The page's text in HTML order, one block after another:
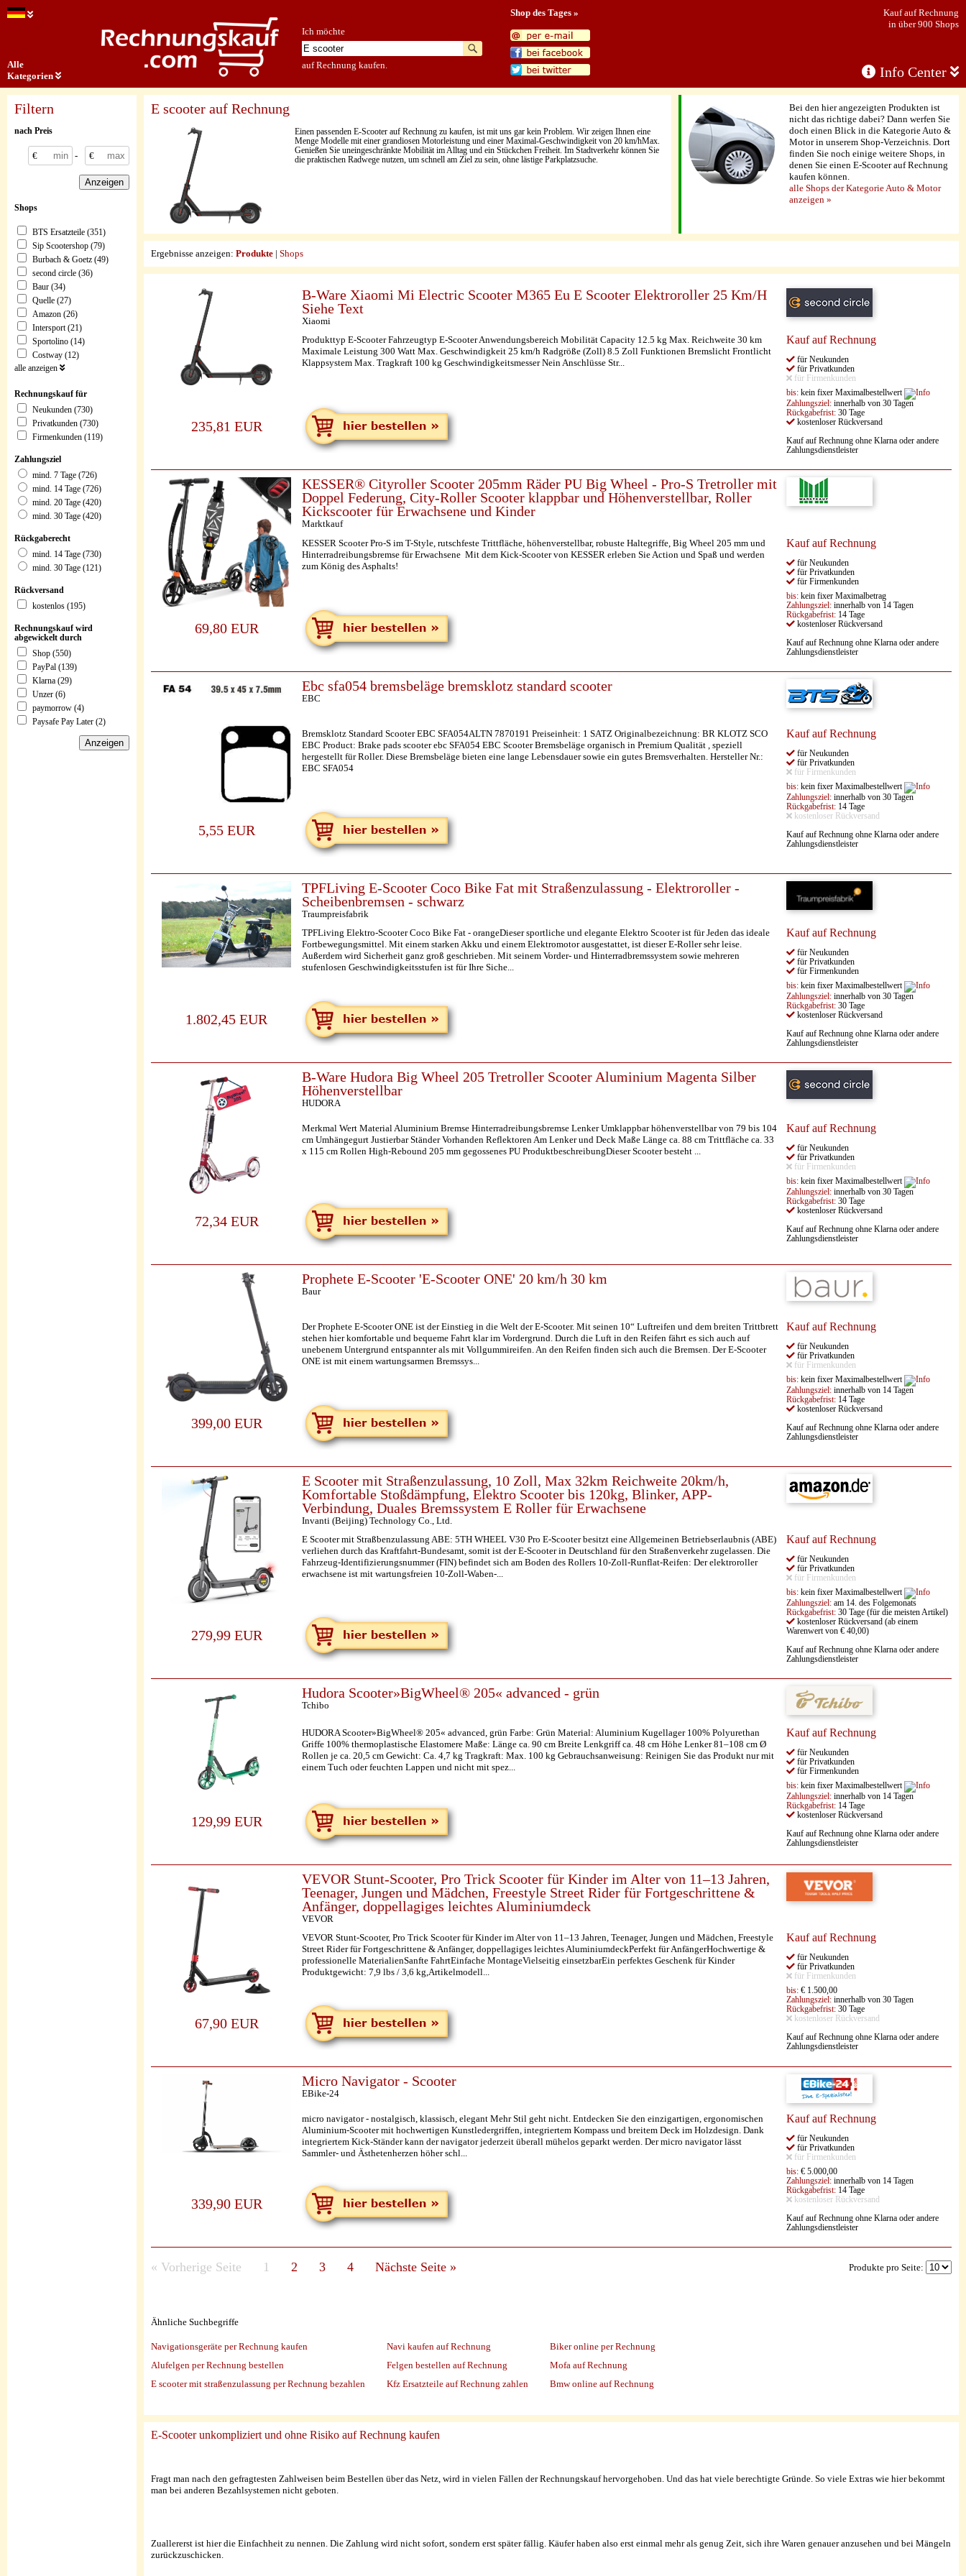
Alle
Kategorien
Ich möchte
auf Rechnung kaufen.
Shop des Tages »
Info Center
Kauf auf Rechnung
in über 900 Shops
Filtern
nach Preis
€ - €
Shops
BTS Ersatzteile (351)
Sip Scootershop (79)
Burbach & Goetz (49)
second circle (36)
Baur (34)
Quelle (27)
Amazon (26)
Intersport (21)
Sportolino (14)
Costway (12)
alle anzeigen
Rechnungskauf für
Neukunden (730)
Privatkunden (730)
Firmenkunden (119)
Zahlungsziel
mind. 7 Tage (726)
mind. 14 Tage (726)
mind. 20 Tage (420)
mind. 30 Tage (420)
Rückgaberecht
mind. 14 Tage (730)
mind. 30 Tage (121)
Rückversand
kostenlos (195)
Rechnungskauf wird
abgewickelt durch
Shop (550)
PayPal (139)
Klarna (29)
Unzer (6)
paymorrow (4)
Paysafe Pay Later (2)
E scooter auf Rechnung
Einen passenden E-Scooter auf Rechnung zu kaufen, ist mit uns gar kein Problem. Wir zeigen Ihnen eine
Menge Modelle mit einer grandiosen Motorleistung und einer Maximal-Geschwindigkeit von 20 km/hMax.
Genießen Sie uneingeschränkte Mobilität im Alltag und ein Stückchen Freiheit. Im Stadtverkehr können Sie
die praktischen Radwege nutzen, um schnell am Ziel zu sein, ohne lästige Parkplatzsuche.
Bei den hier angezeigten Produkten ist
nicht das richtige dabei? Dann werfen Sie
doch einen Blick in die Kategorie Auto &
Motor in unserem Shop-Verzeichnis. Dort
finden Sie noch einige weitere Shops, in
denen Sie einen E-Scooter auf Rechnung
kaufen können.
alle Shops der Kategorie Auto & Motor
anzeigen »
Ergebnisse anzeigen: Produkte | Shops
B-Ware Xiaomi Mi Electric Scooter M365 Eu E Scooter Elektroroller 25 Km/H
Siehe Text
Xiaomi
235,81 EUR
Produkttyp E-Scooter Fahrzeugtyp E-Scooter Anwendungsbereich Mobilität Capacity 12.5 kg Max. Reichweite 30 km
Maximale Leistung 300 Watt Max. Geschwindigkeit 25 km/h Radgröße (Zoll) 8.5 Zoll Funktionen Bremslicht Frontlicht
Klappsystem Max. Tragkraft 100 kg Geschwindigkeitsmesser Nein Anschlüsse Str...
Kauf auf Rechnung
für Neukunden
für Privatkunden
für Firmenkunden
bis: kein fixer Maximalbestellwert
Zahlungsziel: innerhalb von 30 Tagen
Rückgabefrist: 30 Tage
kostenloser Rückversand
Kauf auf Rechnung ohne Klarna oder andere
Zahlungsdienstleister
KESSER® Cityroller Scooter 205mm Räder PU Big Wheel - Pro-S Tretroller mit
Doppel Federung, City-Roller Scooter klappbar und Höhenverstellbar, Roller
Kickscooter für Erwachsene und Kinder
Marktkauf
69,80 EUR
KESSER Scooter Pro-S im T-Style, rutschfeste Trittfläche, höhenverstellbar, robuste Haltegriffe, Big Wheel 205 mm und
Hinterradreibungsbremse für Erwachsene Mit dem Kick-Scooter von KESSER erleben Sie Action und Spaß und werden
zum König des Asphalts!
Kauf auf Rechnung
für Neukunden
für Privatkunden
für Firmenkunden
bis: kein fixer Maximalbetrag
Zahlungsziel: innerhalb von 14 Tagen
Rückgabefrist: 14 Tage
kostenloser Rückversand
Kauf auf Rechnung ohne Klarna oder andere
Zahlungsdienstleister
Ebc sfa054 bremsbeläge bremsklotz standard scooter
EBC
5,55 EUR
Bremsklotz Standard Scooter EBC SFA054ALTN 7870191 Preiseinheit: 1 SATZ Originalbezeichnung: BR KLOTZ SCO
EBC Product: Brake pads scooter ebc SFA054 EBC Scooter Bremsbeläge organisch in Premium Qualität , speziell
hergestellt für Roller. Diese Bremsbeläge bieten eine lange Lebensdauer sowie ein gutes Bremsverhalten. Hersteller Nr.:
EBC SFA054
Kauf auf Rechnung
für Neukunden
für Privatkunden
für Firmenkunden
bis: kein fixer Maximalbestellwert
Zahlungsziel: innerhalb von 30 Tagen
Rückgabefrist: 14 Tage
kostenloser Rückversand
Kauf auf Rechnung ohne Klarna oder andere
Zahlungsdienstleister
TPFLiving E-Scooter Coco Bike Fat mit Straßenzulassung - Elektroroller -
Scheibenbremsen - schwarz
Traumpreisfabrik
1.802,45 EUR
TPFLiving Elektro-Scooter Coco Bike Fat - orangeDieser sportliche und elegante Elektro Scooter ist für Jeden das ideale
Fortbewegungsmittel. Mit einem starken Akku und einem Elektromotor ausgestattet, ist dieser E-Roller sehr leise.
Außerdem wird Sicherheit ganz groß geschrieben. Mit seinem Vorder- und Hinterradbremssystem sowie mehreren
stufenlosen Geschwindigkeitsstufen ist für Ihre Siche...
Kauf auf Rechnung
für Neukunden
für Privatkunden
für Firmenkunden
bis: kein fixer Maximalbestellwert
Zahlungsziel: innerhalb von 30 Tagen
Rückgabefrist: 30 Tage
kostenloser Rückversand
Kauf auf Rechnung ohne Klarna oder andere
Zahlungsdienstleister
B-Ware Hudora Big Wheel 205 Tretroller Scooter Aluminium Magenta Silber
Höhenverstellbar
HUDORA
72,34 EUR
Merkmal Wert Material Aluminium Bremse Hinterradreibungsbremse Lenker Umklappbar höhenverstellbar von 79 bis 104
cm Umhängegurt Justierbar Ständer Vorhanden Reflektoren Am Lenker und Deck Maße Länge ca. 88 cm Trittfläche ca. 33
x 115 cm Rollen High-Rebound 205 mm gegossenes PU ProduktbeschreibungDieser Scooter besteht ...
Kauf auf Rechnung
für Neukunden
für Privatkunden
für Firmenkunden
bis: kein fixer Maximalbestellwert
Zahlungsziel: innerhalb von 30 Tagen
Rückgabefrist: 30 Tage
kostenloser Rückversand
Kauf auf Rechnung ohne Klarna oder andere
Zahlungsdienstleister
Prophete E-Scooter 'E-Scooter ONE' 20 km/h 30 km
Baur
399,00 EUR
Der Prophete E-Scooter ONE ist der Einstieg in die Welt der E-Scooter. Mit seinen 10“ Luftreifen und dem breiten Trittbrett
stehen hier komfortable und bequeme Fahrt klar im Vordergrund. Durch die Luft in den Reifen fährt es sich auch auf
unebenem Untergrund entspannter als mit Vollgummireifen. An den Reifen finden sich auch die Bremsen. Der E-Scooter
ONE ist mit einem wartungsarmen Bremssys...
Kauf auf Rechnung
für Neukunden
für Privatkunden
für Firmenkunden
bis: kein fixer Maximalbestellwert
Zahlungsziel: innerhalb von 14 Tagen
Rückgabefrist: 14 Tage
kostenloser Rückversand
Kauf auf Rechnung ohne Klarna oder andere
Zahlungsdienstleister
E Scooter mit Straßenzulassung, 10 Zoll, Max 32km Reichweite 20km/h,
Komfortable Stoßdämpfung, Elektro Scooter bis 120kg, Blinker, APP-
Verbindung, Duales Bremssystem E Roller für Erwachsene
‎Invanti (Beijing) Technology Co., Ltd.
279,99 EUR
E Scooter mit Straßbenzulassung ABE: 5TH WHEEL V30 Pro E-Scooter besitzt eine Allgemeinen Betriebserlaubnis (ABE)
verliehen durch das Kraftfahrt-Bundesamt, somit ist der E-Scooter in Deutschland für den Straßenverkehr zugelassen. Die
Fahrzeug-Identifizierungsnummer (FIN) befindet sich am Boden des Rollers 10-Zoll-Runflat-Reifen: Der elektroroller
erwachsene ist mit wartungsfreien 10-Zoll-Waben-...
Kauf auf Rechnung
für Neukunden
für Privatkunden
für Firmenkunden
bis: kein fixer Maximalbestellwert
Zahlungsziel: am 14. des Folgemonats
Rückgabefrist: 30 Tage (für die meisten Artikel)
kostenloser Rückversand (ab einem
Warenwert von € 40,00)
Kauf auf Rechnung ohne Klarna oder andere
Zahlungsdienstleister
Hudora Scooter»BigWheel® 205« advanced - grün
Tchibo
129,99 EUR
HUDORA Scooter»BigWheel® 205« advanced, grün Farbe: Grün Material: Aluminium Kugellager 100% Polyurethan
Griffe 100% thermoplastische Elastomere Maße: Länge ca. 90 cm Breite Lenkgriff ca. 48 cm Höhe Lenker 81–108 cm Ø
Rollen je ca. 20,5 cm Gewicht: Ca. 4,7 kg Tragkraft: Max. 100 kg Gebrauchsanweisung: Reinigen Sie das Produkt nur mit
einem Tuch oder feuchten Lappen und nicht mit spez...
Kauf auf Rechnung
für Neukunden
für Privatkunden
für Firmenkunden
bis: kein fixer Maximalbestellwert
Zahlungsziel: innerhalb von 14 Tagen
Rückgabefrist: 14 Tage
kostenloser Rückversand
Kauf auf Rechnung ohne Klarna oder andere
Zahlungsdienstleister
VEVOR Stunt-Scooter, Pro Trick Scooter für Kinder im Alter von 11–13 Jahren,
Teenager, Jungen und Mädchen, Freestyle Street Rider für Fortgeschrittene &
Anfänger, doppellagiges leichtes Aluminiumdeck
VEVOR
67,90 EUR
VEVOR Stunt-Scooter, Pro Trick Scooter für Kinder im Alter von 11–13 Jahren, Teenager, Jungen und Mädchen, Freestyle
Street Rider für Fortgeschrittene & Anfänger, doppellagiges leichtes AluminiumdeckPerfekt für AnfängerHochwertige &
professionelle MaterialienSanfte FahrtEinfache MontageVielseitig einsetzbarEin perfektes Geschenk für Kinder
Produktgewicht: 7,9 lbs / 3,6 kg,Artikelmodell...
Kauf auf Rechnung
für Neukunden
für Privatkunden
für Firmenkunden
bis: € 1.500,00
Zahlungsziel: innerhalb von 30 Tagen
Rückgabefrist: 30 Tage
kostenloser Rückversand
Kauf auf Rechnung ohne Klarna oder andere
Zahlungsdienstleister
Micro Navigator - Scooter
EBike-24
339,90 EUR
micro navigator - nostalgisch, klassisch, elegant Mehr Stil geht nicht. Entdecken Sie den einzigartigen, ergonomischen
Aluminium-Scooter mit hochwertigen Kunstledergriffen, integriertem Kompass und breitem Deck im Holzdesign. Dank
integriertem Kick-Ständer kann der navigator jederzeit überall mühelos geparkt werden. Der micro navigator lässt
Sammler- und Ästhetenherzen höher schl...
Kauf auf Rechnung
für Neukunden
für Privatkunden
für Firmenkunden
bis: € 5.000,00
Zahlungsziel: innerhalb von 14 Tagen
Rückgabefrist: 14 Tage
kostenloser Rückversand
Kauf auf Rechnung ohne Klarna oder andere
Zahlungsdienstleister
« Vorherige Seite 1 2 3 4 Nächste Seite » Produkte pro Seite:
Ähnliche Suchbegriffe
Navigationsgeräte per Rechnung kaufen
Alufelgen per Rechnung bestellen
E scooter mit straßenzulassung per Rechnung bezahlen
Navi kaufen auf Rechnung
Felgen bestellen auf Rechnung
Kfz Ersatzteile auf Rechnung zahlen
Biker online per Rechnung
Mofa auf Rechnung
Bmw online auf Rechnung
E-Scooter unkompliziert und ohne Risiko auf Rechnung kaufen
Fragt man nach den gefragtesten Zahlweisen beim Bestellen über das Netz, wird in vielen Fällen der Rechnungskauf hervorgehoben. Und das hat viele berechtigte Gründe. So viele Extras wie hier bekommt
man bei anderen Bezahlsystemen nicht geboten.
Zuallererst ist hier die Einfachheit zu nennen. Die Zahlung wird nicht sofort, sondern erst später fällig. Käufer haben also erst einmal mehr als genug Zeit, sich ihre Waren genauer anzusehen und bei Mängeln
zurückzuschicken.